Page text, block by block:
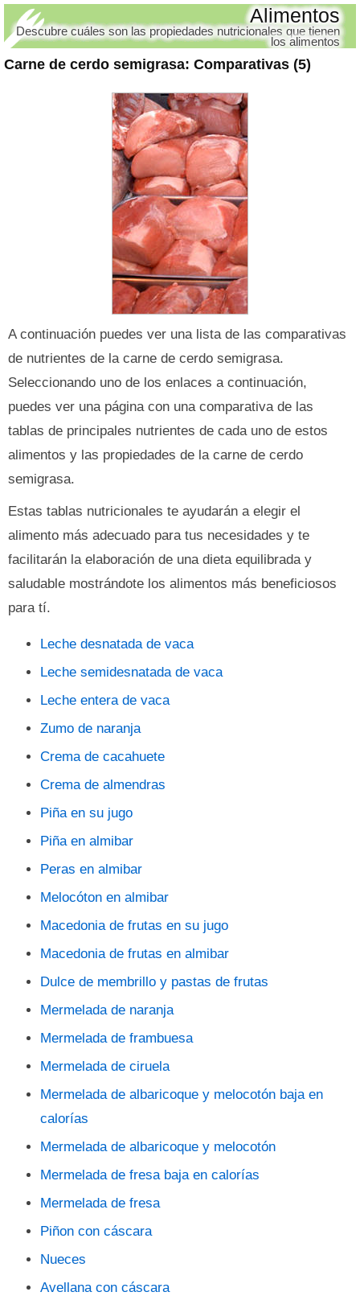
Carne de cerdo semigrasa: Comparativas (5)
Alimentos
Descubre cuáles son las propiedades nutricionales que tienen
los alimentos
A continuación puedes ver una lista de las comparativas
de nutrientes de la carne de cerdo semigrasa.
Seleccionando uno de los enlaces a continuación,
puedes ver una página con una comparativa de las
tablas de principales nutrientes de cada uno de estos
alimentos y las propiedades de la carne de cerdo
semigrasa.
Estas tablas nutricionales te ayudarán a elegir el
alimento más adecuado para tus necesidades y te
facilitarán la elaboración de una dieta equilibrada y
saludable mostrándote los alimentos más beneficiosos
para tí.
Leche desnatada de vaca
Leche semidesnatada de vaca
Leche entera de vaca
Zumo de naranja
Crema de cacahuete
Crema de almendras
Piña en su jugo
Piña en almibar
Peras en almibar
Melocóton en almibar
Macedonia de frutas en su jugo
Macedonia de frutas en almibar
Dulce de membrillo y pastas de frutas
Mermelada de naranja
Mermelada de frambuesa
Mermelada de ciruela
Mermelada de albaricoque y melocotón baja en
calorías
Mermelada de albaricoque y melocotón
Mermelada de fresa baja en calorías
Mermelada de fresa
Piñon con cáscara
Nueces
Avellana con cáscara